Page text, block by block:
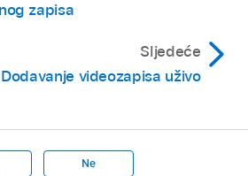
ponavljanja medija dok ne
slajd kliknite skočni izbornik
u kontinuiranoj petlji:
zapisa
Sljedeće
Dodavanje videozapisa uživo
Ne